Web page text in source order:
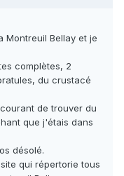
Montreuil Bellay et je
complètes, 2
du crustacé
de trouver du
que j'étais dans
désolé.
qui répertorie tous